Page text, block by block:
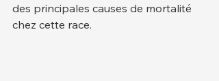
des principales causes de mortalité
chez cette race.